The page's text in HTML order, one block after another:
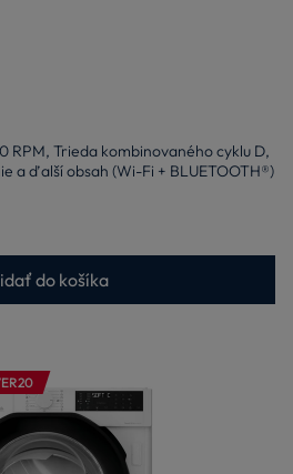
RPM, Trieda kombinovaného cyklu D,
a ďalší obsah (Wi-Fi + BLUETOOTH®)
do košíka